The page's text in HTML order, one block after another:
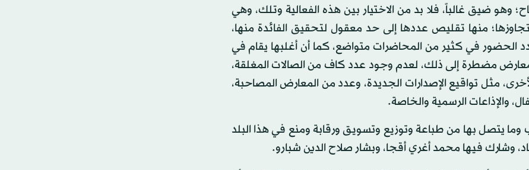
ضيق غالباً، فلا بد من الاختيار بين هذه الفعالية وتلك، وهي
منها تقليص عددها إلى حد معقول لتحقيق الفائدة منها،
الحضور في كثير من المحاضرات متواضع، كما أن أغلبها يقام في
مضطرة إلى ذلك، لعدم وجود عدد كاف من الصالات المغلقة،
مثل تواقيع الإصدارات الجديدة، وعدد من المعارض المصاحبة،
يتصل بها من طباعة وتوزيع وتسويق ورقابة ومنع في هذا البلد
وشارك فيها محمد أغري أقجا، وبشار صلاح الدين شبارو.